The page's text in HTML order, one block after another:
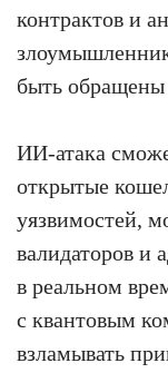
контрактов и
быть
ИИ-атака
открытые
уязвимостей,
валидаторов и
в реальном
с квантовым
взламывать